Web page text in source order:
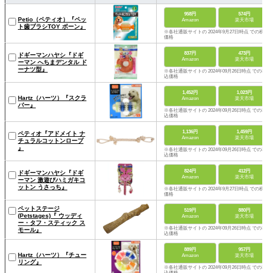
Petio（ペティオ）『ペッ
ト歯ブラシTOY ボーン』
958円
Amazon
574円
楽天市場
※各社通販サイトの 2024年9月27日時点 での税
価格
ドギーマンハヤシ『ドギ
ーマン へちまデンタル ド
ーナツ型』
837円
Amazon
473円
楽天市場
※各社通販サイトの 2024年09月26日時点 での税
込価格
Hartz（ハーツ）『スクラ
バー』
1,452円
Amazon
1,023円
楽天市場
※各社通販サイトの 2024年09月26日時点 での税
込価格
ペティオ『アドメイト ナ
チュラルコットンロープ
』
1,136円
Amazon
1,459円
楽天市場
※各社通販サイトの 2024年09月26日時点 での税
込価格
ドギーマンハヤシ『ドギ
ーマン 激遊びハミガキコ
ットン うさっち』
824円
Amazon
412円
楽天市場
※各社通販サイトの 2024年9月27日時点 での税
価格
ペットステージ
(Petstages)『 ウッディ
ー・タフ・スティック ス
モール』
519円
Amazon
880円
楽天市場
※各社通販サイトの 2024年09月26日時点 での税
込価格
Hartz（ハーツ）『チュー
リング』
889円
Amazon
957円
楽天市場
※各社通販サイトの 2024年09月26日時点 での税